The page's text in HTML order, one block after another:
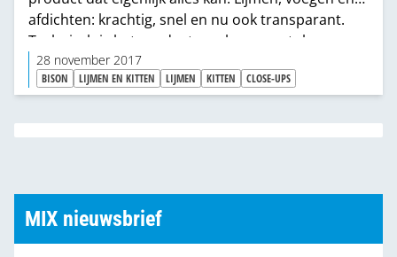
afdichten: krachtig, snel en nu ook transparant.
Technisch is het product een huzarenstuk, maar
qua verkoopondersteuning gaat alles uit de kast.
“Dankzij een waterdicht marketingplan leveren we
meteen de traffic en de klandizie er bij.”
28 november 2017
BISON LIJMEN EN KITTEN LIJMEN KITTEN CLOSE-UPS
MIX nieuwsbrief